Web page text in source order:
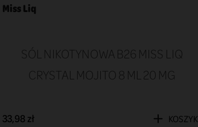
Miss Liq
SÓL NIKOTYNOWA B26 MISS LIQ
CRYSTAL MOJITO 8 ML 20 MG
33,98 zł KOSZYK